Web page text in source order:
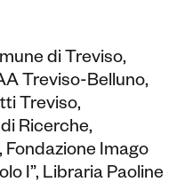
di Treviso,
Treviso-Belluno,
Treviso,
Ricerche,
Imago
I”, Libraria Paoline